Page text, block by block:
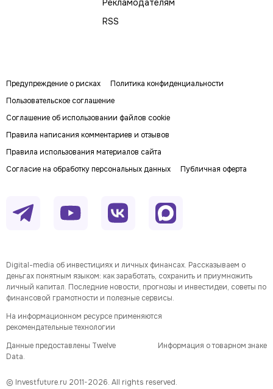
Рекламодателям
RSS
Предупреждение о рисках
Политика конфиденциальности
Пользовательское соглашение
Соглашение об использовании файлов cookie
Правила написания комментариев и отзывов
Правила использования материалов сайта
Согласие на обработку персональных данных
Публичная оферта
Digital-media об инвестициях и личных финансах. Рассказываем о
деньгах понятным языком: как заработать, сохранить и приумножить
личный капитал. Последние новости, прогнозы и инвестидеи, советы по
финансовой грамотности и полезные сервисы.
На информационном ресурсе применяются
рекомендательные технологии
Данные предоставлены Twelve
Data.
Информация о товарном знаке
© Investfuture.ru 2011-2026. All rights reserved.